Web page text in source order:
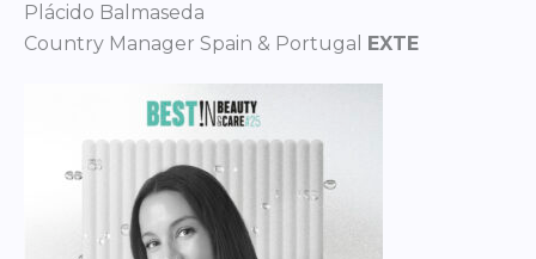
Plácido Balmaseda
Country Manager Spain & Portugal
EXTE